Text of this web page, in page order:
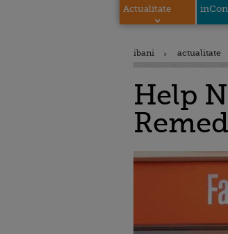
Actualitate
ibani actualitate
Help